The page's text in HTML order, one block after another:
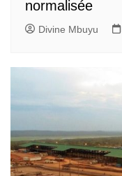
normalisée
Divine Mbuyu